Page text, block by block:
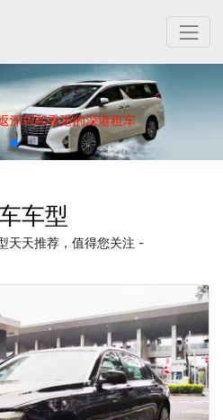
深圳和香港的深港租车
车型
天天推荐，值得您关注 -